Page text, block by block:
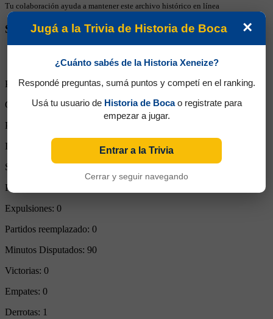
Tu colaboración ayuda a mantener este archivo histórico en línea
SEGUINOS EN REDES SOCIALES
Partidos Jugados:1
Goles Convertidos:0 (0.00)
Partidos de titular:
Ingresos desde el banco:0
Suplente:
Partidos completos:
Expulsiones: 0
Partidos reemplazado: 0
Minutos Disputados: 90
Victorias: 0
Empates: 0
Derrotas: 1
×
Jugá a la Trivia de Historia de Boca
¿Cuánto sabés de la Historia Xeneize?
Respondé preguntas, sumá puntos y competí en el ranking.
Usá tu usuario de Historia de Bocao registrate para
empezar a jugar.
Entrar a la Trivia
Cerrar y seguir navegando